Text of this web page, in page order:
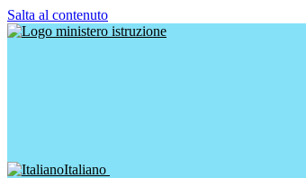
Salta al contenuto
Italiano